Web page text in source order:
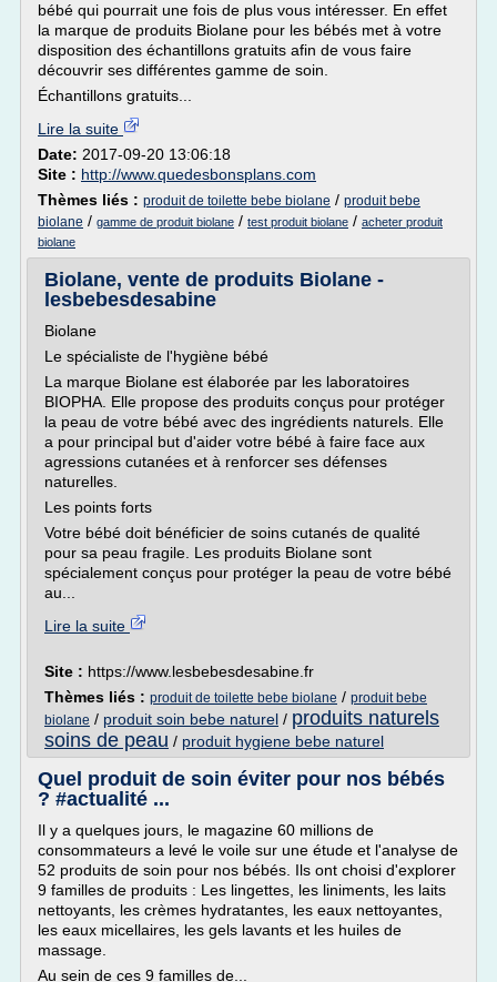
bébé qui pourrait une fois de plus vous intéresser. En effet
la marque de produits Biolane pour les bébés met à votre
disposition des échantillons gratuits afin de vous faire
découvrir ses différentes gamme de soin.
Échantillons gratuits...
Lire la suite
Date: 2017-09-20 13:06:18
Site : http://www.quedesbonsplans.com
Thèmes liés : produit de toilette bebe biolane / produit bebe
biolane / gamme de produit biolane / test produit biolane / acheter produit
biolane
Biolane, vente de produits Biolane -
lesbebesdesabine
Biolane
Le spécialiste de l'hygiène bébé
La marque Biolane est élaborée par les laboratoires
BIOPHA. Elle propose des produits conçus pour protéger
la peau de votre bébé avec des ingrédients naturels. Elle
a pour principal but d'aider votre bébé à faire face aux
agressions cutanées et à renforcer ses défenses
naturelles.
Les points forts
Votre bébé doit bénéficier de soins cutanés de qualité
pour sa peau fragile. Les produits Biolane sont
spécialement conçus pour protéger la peau de votre bébé
au...
Lire la suite
Site : https://www.lesbebesdesabine.fr
Thèmes liés : produit de toilette bebe biolane / produit bebe
biolane / produit soin bebe naturel / produits naturels
soins de peau / produit hygiene bebe naturel
Quel produit de soin éviter pour nos bébés
? #actualité ...
Il y a quelques jours, le magazine 60 millions de
consommateurs a levé le voile sur une étude et l'analyse de
52 produits de soin pour nos bébés. Ils ont choisi d'explorer
9 familles de produits : Les lingettes, les liniments, les laits
nettoyants, les crèmes hydratantes, les eaux nettoyantes,
les eaux micellaires, les gels lavants et les huiles de
massage.
Au sein de ces 9 familles de...